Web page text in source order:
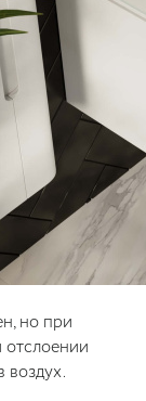
но при
воздух.